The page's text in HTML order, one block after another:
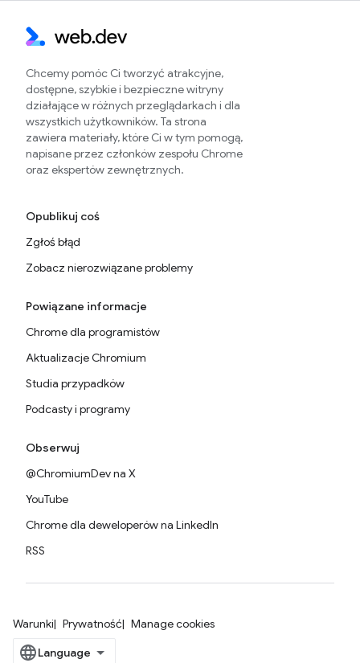
Chcemy pomóc Ci tworzyć atrakcyjne,
dostępne, szybkie i bezpieczne witryny
działające w różnych przeglądarkach i dla
wszystkich użytkowników. Ta strona
zawiera materiały, które Ci w tym pomogą,
napisane przez członków zespołu Chrome
oraz ekspertów zewnętrznych.
Opublikuj coś
Zgłoś błąd
Zobacz nierozwiązane problemy
Powiązane informacje
Chrome dla programistów
Aktualizacje Chromium
Studia przypadków
Podcasty i programy
Obserwuj
@ChromiumDev na X
YouTube
Chrome dla deweloperów na LinkedIn
RSS
Warunki Prywatność Manage cookies